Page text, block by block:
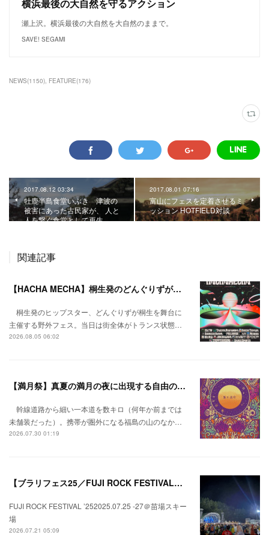
横浜最後の大自然を守るアクション
瀬上沢。横浜最後の大自然を大自然のままで。
SAVE! SEGAMI
NEWS(1150) FEATURE(176)
2017.08.12 03:34
牡鹿半島食堂いぶき 津波の
被害にあった古民家が、 人と
人を繋ぐ食堂として再生。
2017.08.01 07:16
富山にフェスを定着させるミ
ッション HOTFIELD対談
関連記事
【HACHA MECHA】桐生発のどんぐりずが桐生をハチャメチャに彩る。
桐生発のヒップスター、どんぐりずが桐生を舞台に
主催する野外フェス。当日は街全体がトランス状態…
2026.08.05 06:02
【満月祭】真夏の満月の夜に出現する自由の桃源郷。
幹線道路から細い一本道を数キロ（何年か前までは
未舗装だった）。携帯が圏外になる福島の山のなか…
2026.07.30 01:19
【ブラリフェス25／FUJI ROCK FESTIVAL】日本の夏にはフジロックが欠かせない。
FUJI ROCK FESTIVAL ’252025.07.25 -27＠苗場スキー
場
2026.07.21 05:09